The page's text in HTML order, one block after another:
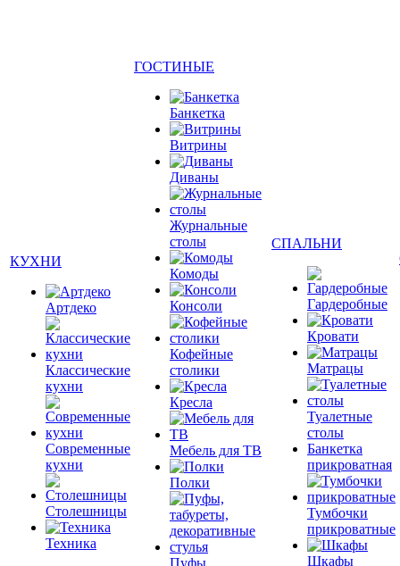
КУХНИ
Артдеко
Классические
кухни
Современные
кухни
Столешницы
Техника
ГОСТИНЫЕ
Банкетка
Витрины
Диваны
Журнальные
столы
Комоды
Консоли
Кофейные
столики
Кресла
Мебель для ТВ
Полки
Пуфы,
СПАЛЬНИ
Гардеробные
Кровати
Матрацы
Туалетные
столы
Банкетка
прикроватная
Тумбочки
прикроватные
Шкафы